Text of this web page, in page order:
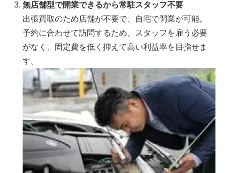
無店舗型で開業できるから常駐スタッフ不要
出張買取のため店舗が不要で、自宅で開業が可能。
予約に合わせて訪問するため、スタッフを雇う必要
がなく、固定費を低く抑えて高い利益率を目指せま
す。